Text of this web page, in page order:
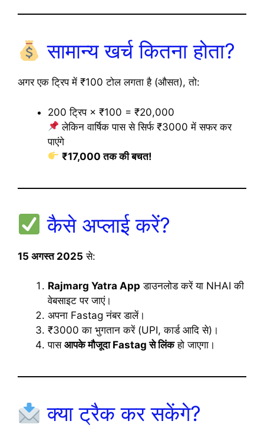
सामान्य खर्च कितना होता?
अगर एक ट्रिप में ₹100 टोल लगता है (औसत), तो:
200 ट्रिप × ₹100 = ₹20,000
लेकिन वार्षिक पास से सिर्फ ₹3000 में सफर कर
पाएंगे
₹17,000 तक की बचत!
कैसे अप्लाई करें?
15 अगस्त 2025 से:
Rajmarg Yatra App डाउनलोड करें या NHAI की
वेबसाइट पर जाएं।
अपना Fastag नंबर डालें।
₹3000 का भुगतान करें (UPI, कार्ड आदि से)।
पास आपके मौजूदा Fastag से लिंकहो जाएगा।
क्या ट्रैक कर सकेंगे?